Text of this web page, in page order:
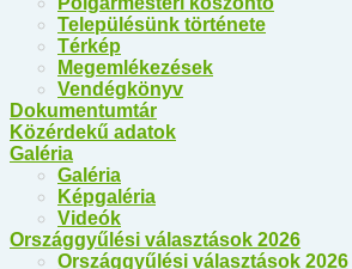
Településünk története
Térkép
Megemlékezések
Vendégkönyv
Dokumentumtár
Közérdekű adatok
Galéria
Galéria
Képgaléria
Videók
Országgyűlési választások 2026
Országgyűlési választások 2026